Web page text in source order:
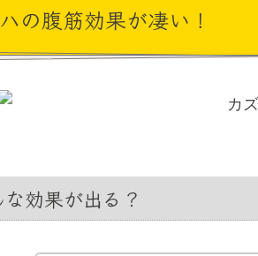
の腹筋効果が凄い！
な効果が出る？